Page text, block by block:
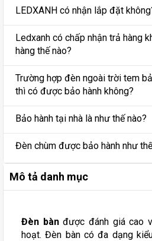
LEDXANH có nhận lắp đặt
Ledxanh có chấp nhận trả hàng
hàng thế nào?
Trường hợp đèn ngoài trời tem
thì có được bảo hành không?
Bảo hành tại nhà là như thế nào?
Đèn chùm được bảo hành như
Mô tả danh mục
Đèn bànđược đánh giá cao
hoạt. Đèn bàn có đa dạng